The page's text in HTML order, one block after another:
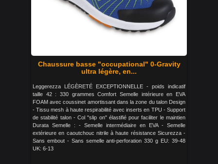
Chaussure basse "occupational" 0-Gravity
ultra légère, en...
Leggerezza LÉGÈRETÉ EXCEPTIONNELLE - poids indicatif
taille 42 : 330 grammes Comfort Semelle intérieure en EVA
FOAM avec coussinet amortissant dans la zone du talon Design
- Tissu mesh à haute respirabilité avec inserts en TPU - Support
de stabilité talon - Col "slip on" élastifié pour faciliter le maintien
Durata Semelle : - Semelle intermédiaire en EVA - Semelle
extérieure en caoutchouc nitrile à haute résistance Sicurezza -
Sans embout - Sans semelle anti-perforation 330 g EU: 39-48
UK: 6-13